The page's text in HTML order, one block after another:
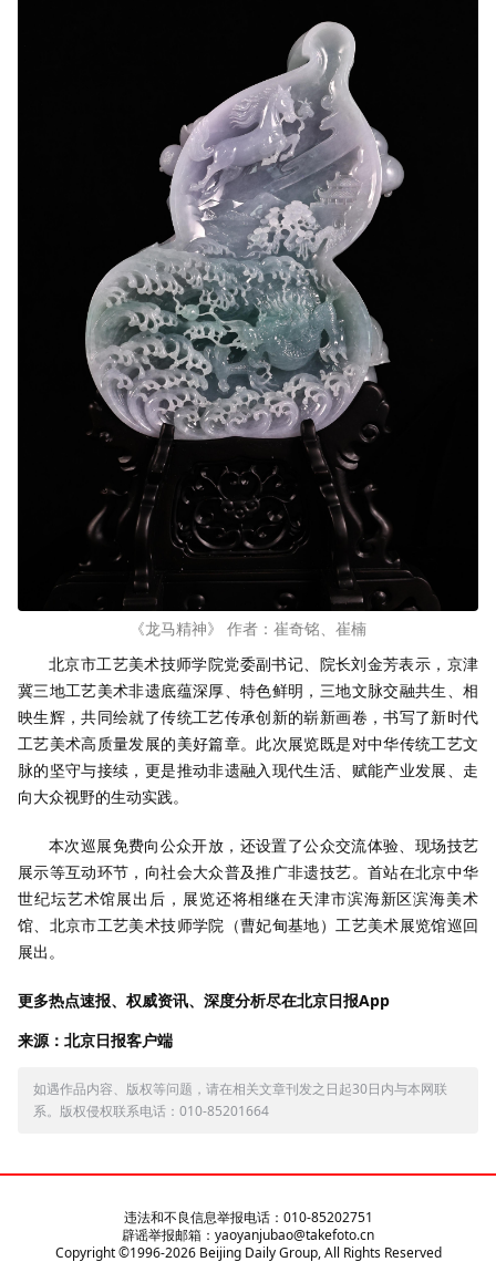
《龙马精神》 作者：崔奇铭、崔楠
北京市工艺美术技师学院党委副书记、院长刘金芳表示，京津
冀三地工艺美术非遗底蕴深厚、特色鲜明，三地文脉交融共生、相
映生辉，共同绘就了传统工艺传承创新的崭新画卷，书写了新时代
工艺美术高质量发展的美好篇章。此次展览既是对中华传统工艺文
脉的坚守与接续，更是推动非遗融入现代生活、赋能产业发展、走
向大众视野的生动实践。
本次巡展免费向公众开放，还设置了公众交流体验、现场技艺
展示等互动环节，向社会大众普及推广非遗技艺。首站在北京中华
世纪坛艺术馆展出后，展览还将相继在天津市滨海新区滨海美术
馆、北京市工艺美术技师学院（曹妃甸基地）工艺美术展览馆巡回
展出。
更多热点速报、权威资讯、深度分析尽在北京日报App
来源：北京日报客户端
如遇作品内容、版权等问题，请在相关文章刊发之日起30日内与本网联
系。版权侵权联系电话：010-85201664
违法和不良信息举报电话：010-85202751
辟谣举报邮箱：yaoyanjubao@takefoto.cn
Copyright ©1996-2026Beijing Daily Group, All Rights Reserved